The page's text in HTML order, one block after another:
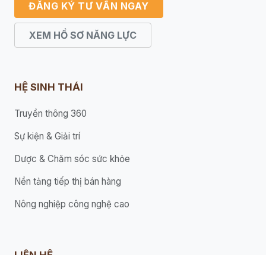
ĐĂNG KÝ TƯ VẤN NGAY
XEM HỒ SƠ NĂNG LỰC
HỆ SINH THÁI
Truyền thông 360
Sự kiện & Giải trí
Dược & Chăm sóc sức khỏe
Nền tảng tiếp thị bán hàng
Nông nghiệp công nghệ cao